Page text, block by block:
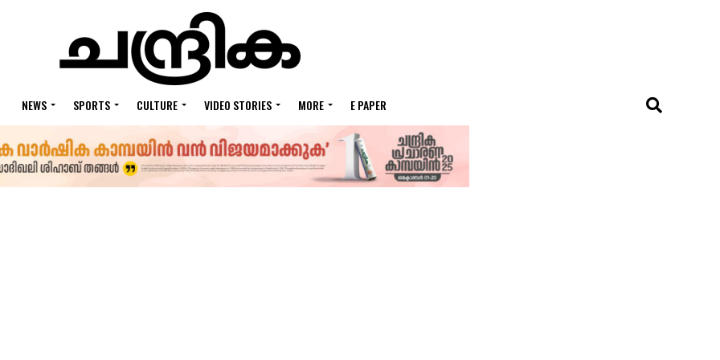
NEWS SPORTS CULTURE VIDEO STORIES MORE E PAPER